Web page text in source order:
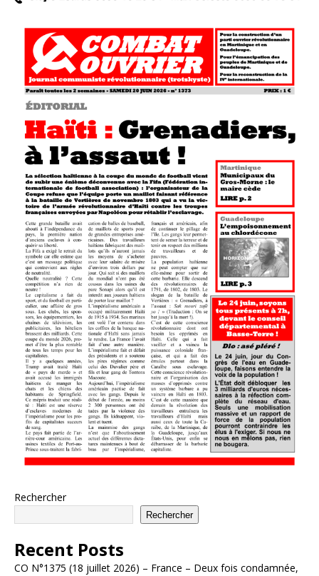
Rechercher
Rechercher
Recent Posts
CO N°1375 (18 juillet 2026) – France – Deux fois condamnée,